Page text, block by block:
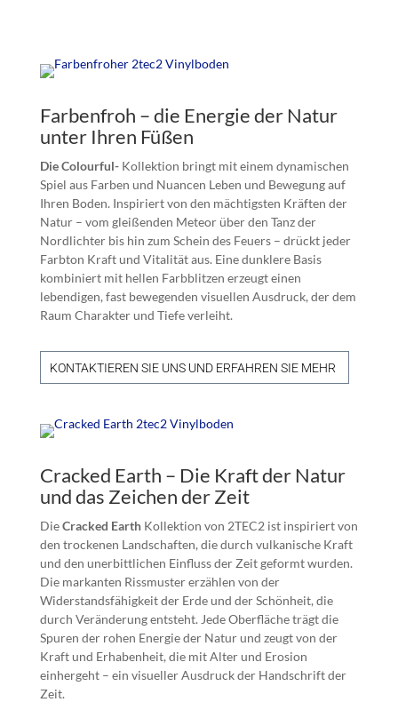
Farbenfroh – die Energie der Natur
unter Ihren Füßen
Die Colourful-Kollektion bringt mit einem dynamischen
Spiel aus Farben und Nuancen Leben und Bewegung auf
Ihren Boden. Inspiriert von den mächtigsten Kräften der
Natur – vom gleißenden Meteor über den Tanz der
Nordlichter bis hin zum Schein des Feuers – drückt jeder
Farbton Kraft und Vitalität aus. Eine dunklere Basis
kombiniert mit hellen Farbblitzen erzeugt einen
lebendigen, fast bewegenden visuellen Ausdruck, der dem
Raum Charakter und Tiefe verleiht.
KONTAKTIEREN SIE UNS UND ERFAHREN SIE MEHR
Cracked Earth – Die Kraft der Natur
und das Zeichen der Zeit
DieCracked EarthKollektion von 2TEC2 ist inspiriert von
den trockenen Landschaften, die durch vulkanische Kraft
und den unerbittlichen Einfluss der Zeit geformt wurden.
Die markanten Rissmuster erzählen von der
Widerstandsfähigkeit der Erde und der Schönheit, die
durch Veränderung entsteht. Jede Oberfläche trägt die
Spuren der rohen Energie der Natur und zeugt von der
Kraft und Erhabenheit, die mit Alter und Erosion
einhergeht – ein visueller Ausdruck der Handschrift der
Zeit.